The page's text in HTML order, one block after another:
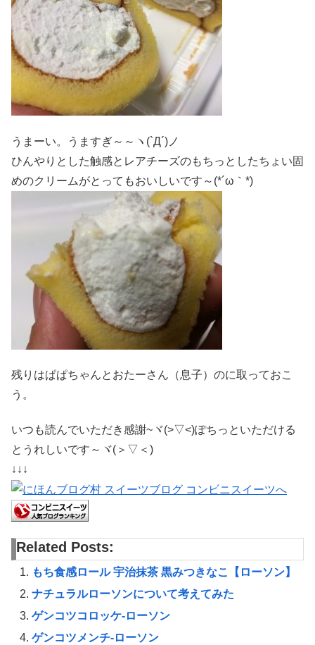
うまーい。うますぎ～～ヽ(`Д´)ノ
ひんやりとした触感とレアチーズのもちっとしたちょい固
めのクリームがとってもおいしいです～(*´ω｀*)
残りはぱぱちゃんとおたーさん（息子）のに取っておこ
う。
いつも読んでいただき感謝~ヾ(>▽<)ぽちっといただける
とうれしいです～ヾ(＞▽＜)
↓↓↓
Related Posts:
もち食感ロール 宇治抹茶 黒みつきなこ【ローソン】
ナチュラルローソンについて考えてみた
ゲンコツコロッケ-ローソン
ゲンコツメンチ-ローソン